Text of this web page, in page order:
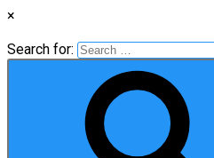
×
Search for: